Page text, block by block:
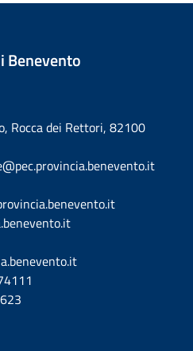
Benevento
Rocca dei Rettori, 82100